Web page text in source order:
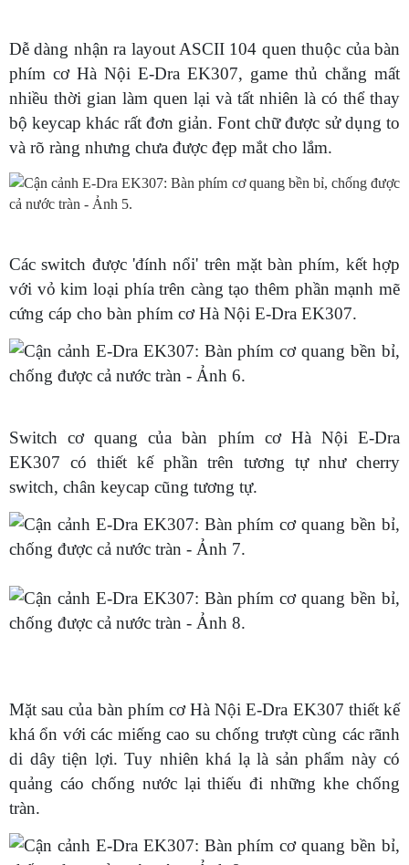
Dễ dàng nhận ra layout ASCII 104 quen thuộc của bàn
phím cơ Hà Nội E-Dra EK307, game thủ chẳng mất
nhiều thời gian làm quen lại và tất nhiên là có thể thay
bộ keycap khác rất đơn giản. Font chữ được sử dụng to
và rõ ràng nhưng chưa được đẹp mắt cho lắm.
Các switch được 'đính nổi' trên mặt bàn phím, kết hợp
với vỏ kim loại phía trên càng tạo thêm phần mạnh mẽ
cứng cáp cho bàn phím cơ Hà Nội E-Dra EK307.
Switch cơ quang của bàn phím cơ Hà Nội E-Dra
EK307 có thiết kế phần trên tương tự như cherry
switch, chân keycap cũng tương tự.
Mặt sau của bàn phím cơ Hà Nội E-Dra EK307 thiết kế
khá ổn với các miếng cao su chống trượt cùng các rãnh
di dây tiện lợi. Tuy nhiên khá lạ là sản phẩm này có
quảng cáo chống nước lại thiếu đi những khe chống
tràn.